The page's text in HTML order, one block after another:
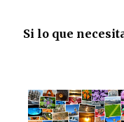
Si lo que